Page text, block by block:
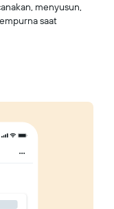
menyusun,
saat